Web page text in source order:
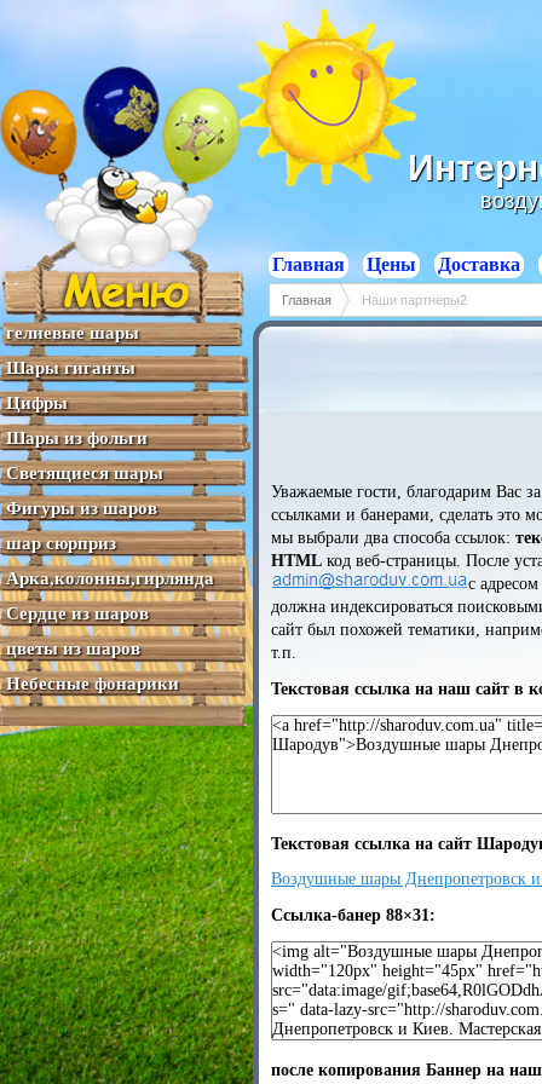
Главная Цены Доставка
Главная Наши партнеры2
Отзывы
Отзывы
Отзывы
Отзывы
Уважаемые гости, благодарим Вас
ссылками и банерами, сделать это
мы выбрали два способа ссылок:
HTMLкод веб-страницы. После
с
должна индексироваться
сайт был похожей тематики,
т.п.
Текстовая ссылка на наш сайт в
Текстовая ссылка на сайт
Воздушные шары Днепропетровск
Ссылка-банер 88×31:
после копирования Баннер на
гелиевые шары
Шары гиганты
Цифры
Шары из фольги
Светящиеся шары
Фигуры из шаров
шар сюрприз
Арка,колонны,гирлянда
Сердце из шаров
цветы из шаров
Небесные фонарики